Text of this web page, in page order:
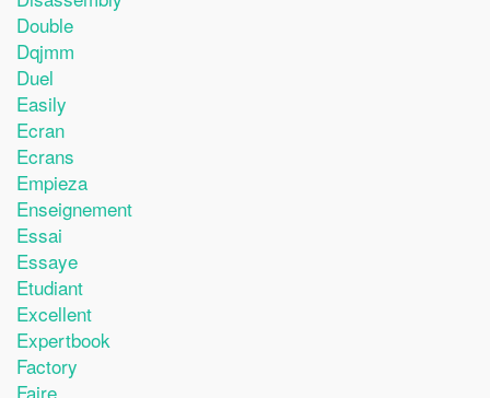
Double
Dqjmm
Duel
Easily
Ecran
Ecrans
Empieza
Enseignement
Essai
Essaye
Etudiant
Excellent
Expertbook
Factory
Faire